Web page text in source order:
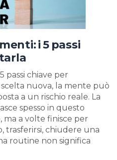
i 5 passi
passi chiave per
nuova, la mente può
a un rischio reale. La
spesso in questo
a volte finisce per
trasferirsi, chiudere una
routine non significa